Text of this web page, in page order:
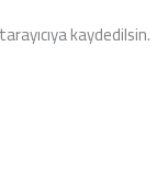
kaydedilsin.